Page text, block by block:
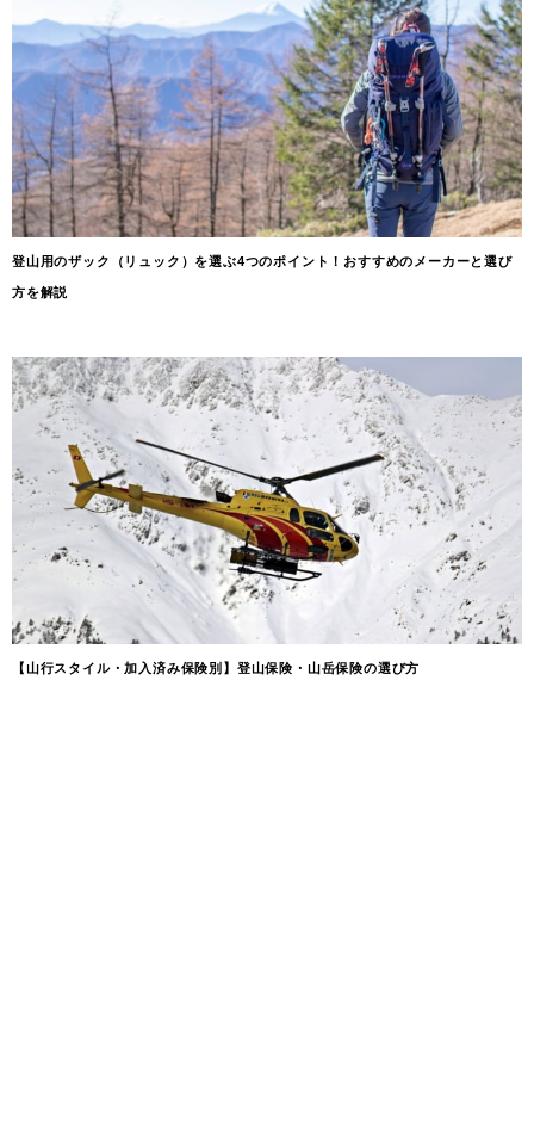
登山用のザック（リュック）を選ぶ4つのポイント！おすすめのメーカーと選び
方を解説
【山行スタイル・加入済み保険別】登山保険・山岳保険の選び方